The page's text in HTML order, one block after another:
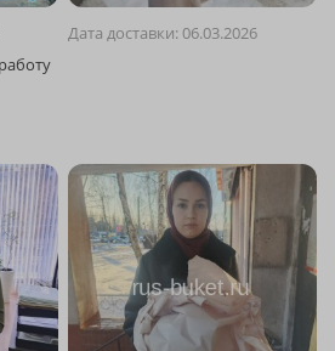
Дата доставки: 06.03.2026